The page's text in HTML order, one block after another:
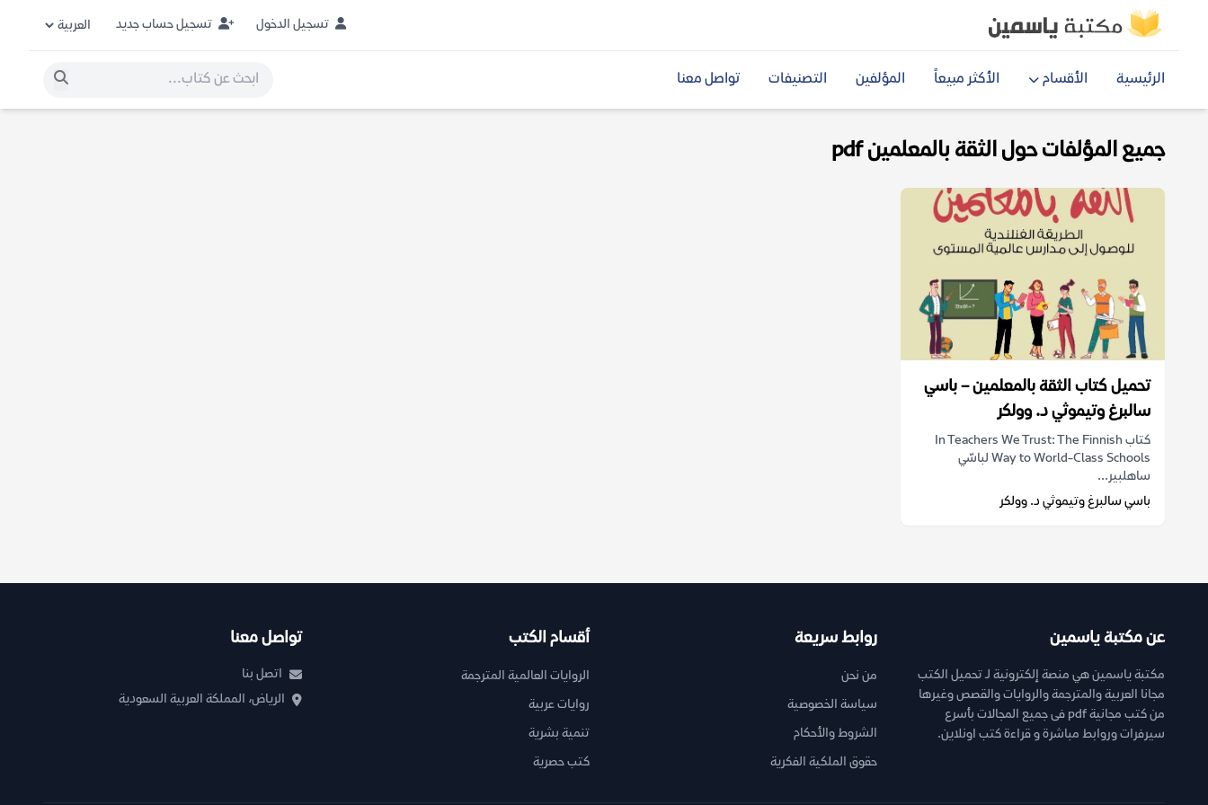
تسجيل الدخول تسجيل حساب جديد
الرئيسية الأقسام الأكثر مبيعاً المؤلفين التصنيفات تواصل معنا
جميع المؤلفات حول الثقة بالمعلمين pdf
تحميل كتاب الثقة بالمعلمين – باسي
سالبرغ وتيموثي د. وولكر
كتاب In Teachers We Trust: The Finnish
Way to World-Class Schools لباسّي
ساهلبير...
باسي سالبرغ وتيموثي د. وولكر
عن مكتبة ياسمين
مكتبة ياسمين هي منصة إلكترونية لـ تحميل الكتب
مجانا العربية والمترجمة والروايات والقصص وغيرها
من كتب مجانية pdf فى جميع المجالات بأسرع
سيرفرات وروابط مباشرة و قراءة كتب اونلاين.
روابط سريعة
من نحن
سياسة الخصوصية
الشروط والأحكام
حقوق الملكية الفكرية
أقسام الكتب
الروايات العالمية المترجمة
روايات عربية
تنمية بشرية
كتب حصرية
تواصل معنا
اتصل بنا
الرياض، المملكة العربية السعودية